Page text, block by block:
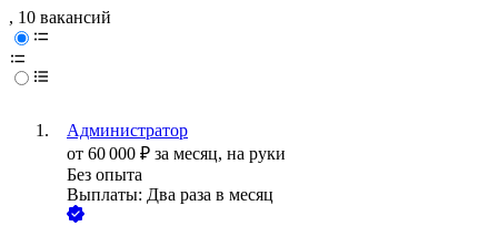
, 10 вакансий
Администратор
от 60 000 ₽ за месяц, на руки
Без опыта
Выплаты: Два раза в месяц